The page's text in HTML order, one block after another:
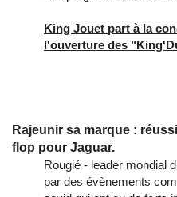
King Jouet part à la
l'ouverture des
Rajeunir sa marque :
flop pour Jaguar.
Rougié - leader mondial
par des évènements